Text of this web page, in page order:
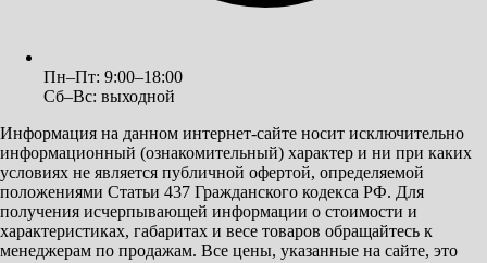
Пн–Пт: 9:00–18:00
Сб–Вс: выходной
Информация на данном интернет-сайте носит исключительно
информационный (ознакомительный) характер и ни при каких
условиях не является публичной офертой, определяемой
положениями Статьи 437 Гражданского кодекса РФ. Для
получения исчерпывающей информации о стоимости и
характеристиках, габаритах и весе товаров обращайтесь к
менеджерам по продажам. Все цены, указанные на сайте, это